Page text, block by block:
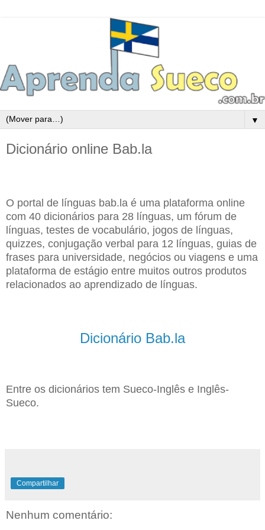
▼
Dicionário online Bab.la
O portal de línguas bab.la é uma plataforma online
com 40 dicionários para 28 línguas, um fórum de
línguas, testes de vocabulário, jogos de línguas,
quizzes, conjugação verbal para 12 línguas, guias de
frases para universidade, negócios ou viagens e uma
plataforma de estágio entre muitos outros produtos
relacionados ao aprendizado de línguas.
Dicionário Bab.la
Entre os dicionários tem Sueco-Inglês e Inglês-
Sueco.
Compartilhar
Nenhum comentário: